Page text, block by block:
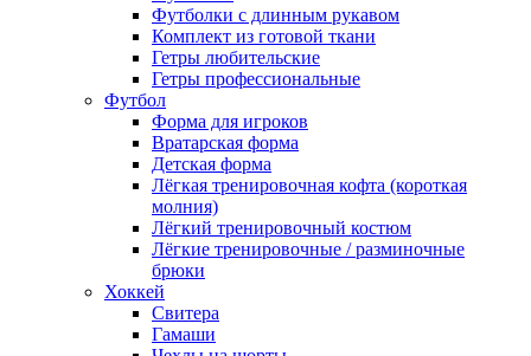
Футболки с длинным рукавом
Комплект из готовой ткани
Гетры любительские
Гетры профессиональные
Футбол
Форма для игроков
Вратарская форма
Детская форма
Лёгкая тренировочная кофта (короткая
молния)
Лёгкий тренировочный костюм
Лёгкие тренировочные / разминочные
брюки
Хоккей
Свитера
Гамаши